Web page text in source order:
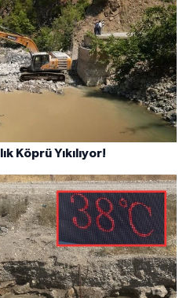
Köprü Yıkılıyor!